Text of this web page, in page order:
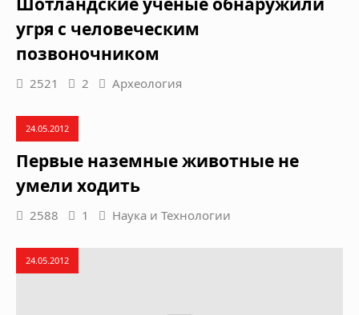
угря с человеческим
позвоночником
2521 2 Археология
24.05.2012
Первые наземные животные не
умели ходить
2588 1 Наука и Технологии
24.05.2012